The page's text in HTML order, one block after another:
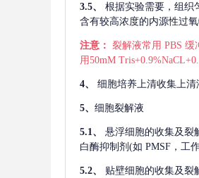
3.5、 根据实验需要，组织
含有较高浓度的内源性过
注意： 裂解液常用 PBS 缓
用50mM
4、 细胞培养上清收集上清
5、 细胞裂解液
5.1、 悬浮细胞的收集及裂
白酶抑制剂(如 PMSF，工
5.2、 贴壁细胞的收集及裂